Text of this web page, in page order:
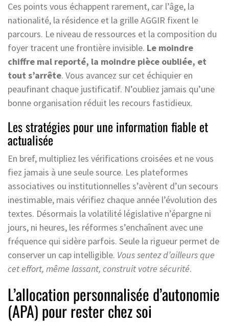
Ces points vous échappent rarement, car l’âge, la
nationalité, la résidence et la grille AGGIR fixent le
parcours. Le niveau de ressources et la composition du
foyer tracent une frontière invisible. Le moindre
chiffre mal reporté, la moindre pièce oubliée, et
tout s’arrête. Vous avancez sur cet échiquier en
peaufinant chaque justificatif. N’oubliez jamais qu’une
bonne organisation réduit les recours fastidieux.
Les stratégies pour une information fiable et
actualisée
En bref, multipliez les vérifications croisées et ne vous
fiez jamais à une seule source. Les plateformes
associatives ou institutionnelles s’avèrent d’un secours
inestimable, mais vérifiez chaque année l’évolution des
textes. Désormais la volatilité législative n’épargne ni
jours, ni heures, les réformes s’enchaînent avec une
fréquence qui sidère parfois. Seule la rigueur permet de
conserver un cap intelligible. Vous sentez d’ailleurs que
cet effort, même lassant, construit votre sécurité.
L’allocation personnalisée d’autonomie
(APA) pour rester chez soi